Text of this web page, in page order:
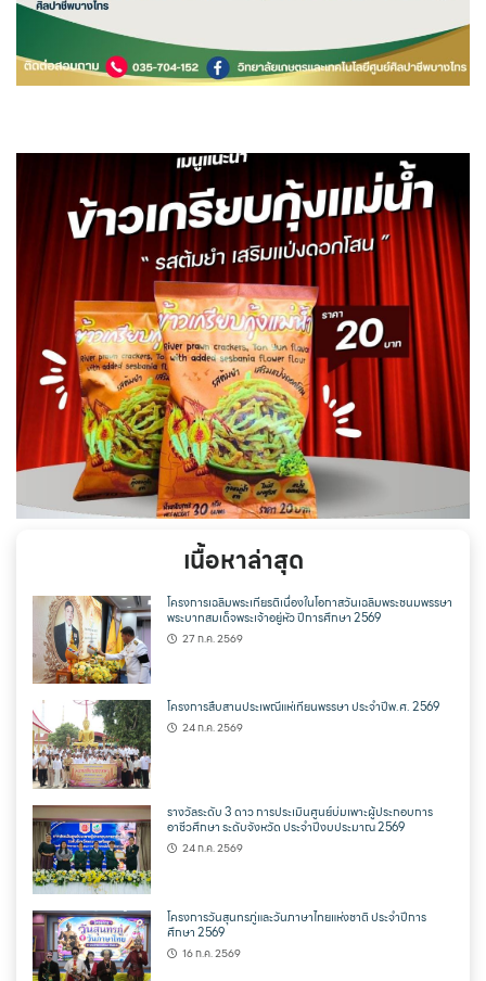
เนื้อหาล่าสุด
โครงการเฉลิมพระเกียรติเนื่องในโอกาสวันเฉลิมพระชนมพรรษา
พระบาทสมเด็จพระเจ้าอยู่หัว ปีการศึกษา 2569
27 ก.ค. 2569
โครงการสืบสานประเพณีแห่เทียนพรรษา ประจำปีพ.ศ. 2569
24 ก.ค. 2569
รางวัลระดับ 3 ดาว การประเมินศูนย์บ่มเพาะผู้ประกอบการ
อาชีวศึกษา ระดับจังหวัด ประจำปีงบประมาณ 2569
24 ก.ค. 2569
โครงการวันสุนทรภู่และวันภาษาไทยแห่งชาติ ประจำปีการ
ศึกษา 2569
16 ก.ค. 2569